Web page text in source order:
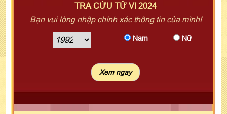
TRA CỨU TỬ VI 2024
Bạn vui lòng nhập chính xác thông tin của mình!
Nam Nữ